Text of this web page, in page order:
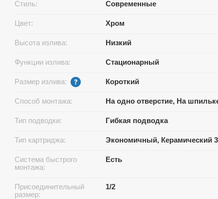
Стиль: Современные
Цвет: Хром
Высота излива: Низкий
Функции излива: Стационарный
Размер излива: Короткий
Способ монтажа: На одно отверстие, На
Тип подводки: Гибкая подводка
Тип картриджа: Экономичный, Керамический
Система быстрого
монтажа:
Есть
Присоединительный
размер:
1/2